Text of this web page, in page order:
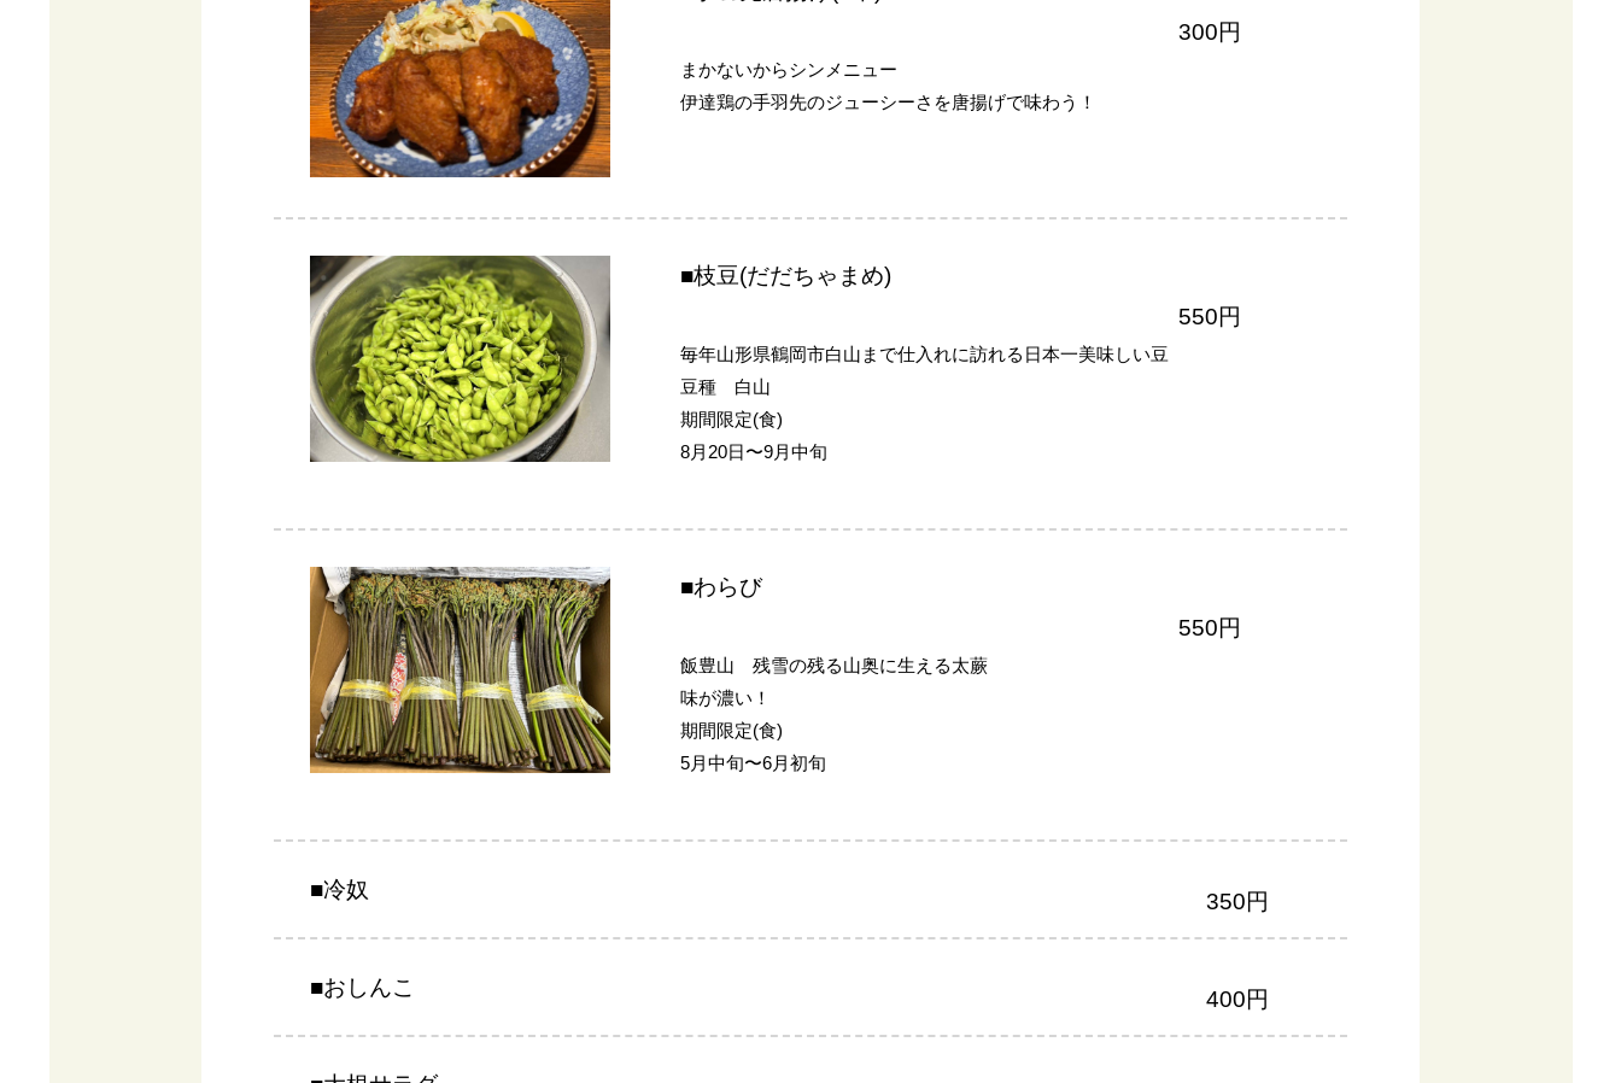
300円
まかないからシンメニュー
伊達鶏の手羽先のジューシーさを唐揚げで味わう！
■枝豆(だだちゃまめ)
550円
毎年山形県鶴岡市白山まで仕入れに訪れる日本一美味しい豆
豆種 白山
期間限定(食)
8月20日〜9月中旬
■わらび
550円
飯豊山 残雪の残る山奥に生える太蕨
味が濃い！
期間限定(食)
5月中旬〜6月初旬
■冷奴 350円
■おしんこ 400円